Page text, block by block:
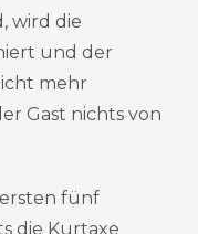
wird die
und der
mehr
Gast nichts von
fünf
die Kurtaxe